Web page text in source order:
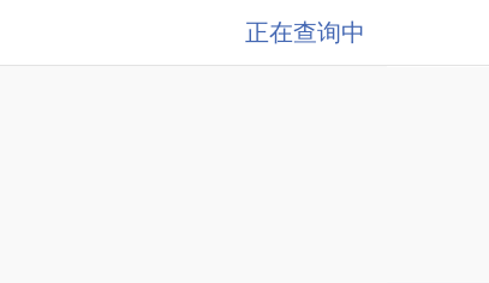
正在查询中